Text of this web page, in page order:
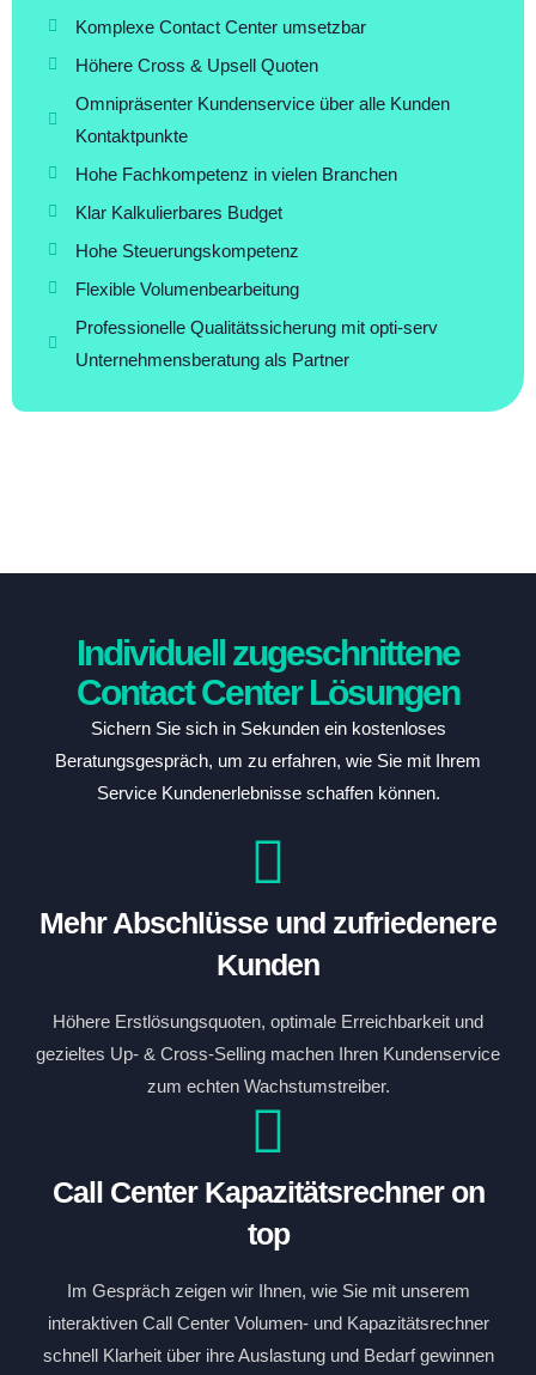
Komplexe Contact Center umsetzbar
Höhere Cross & Upsell Quoten
Omnipräsenter Kundenservice über alle Kunden
Kontaktpunkte
Hohe Fachkompetenz in vielen Branchen
Klar Kalkulierbares Budget
Hohe Steuerungskompetenz
Flexible Volumenbearbeitung
Professionelle Qualitätssicherung mit opti-serv
Unternehmensberatung als Partner
Individuell zugeschnittene
Contact Center Lösungen
Sichern Sie sich in Sekunden ein kostenloses
Beratungsgespräch, um zu erfahren, wie Sie mit Ihrem
Service Kundenerlebnisse schaffen können.
Mehr Abschlüsse und zufriedenere
Kunden
Höhere Erstlösungsquoten, optimale Erreichbarkeit und
gezieltes Up- & Cross-Selling machen Ihren Kundenservice
zum echten Wachstumstreiber.
Call Center Kapazitätsrechner on
top
Im Gespräch zeigen wir Ihnen, wie Sie mit unserem
interaktiven Call Center Volumen- und Kapazitätsrechner
schnell Klarheit über ihre Auslastung und Bedarf gewinnen